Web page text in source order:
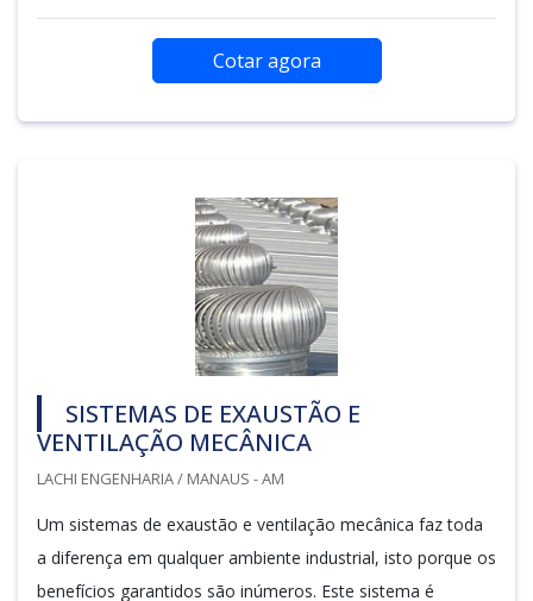
Cotar agora
SISTEMAS DE EXAUSTÃO E
VENTILAÇÃO MECÂNICA
LACHI ENGENHARIA / MANAUS - AM
Um sistemas de exaustão e ventilação mecânica faz toda
a diferença em qualquer ambiente industrial, isto porque os
benefícios garantidos são inúmeros. Este sistema é